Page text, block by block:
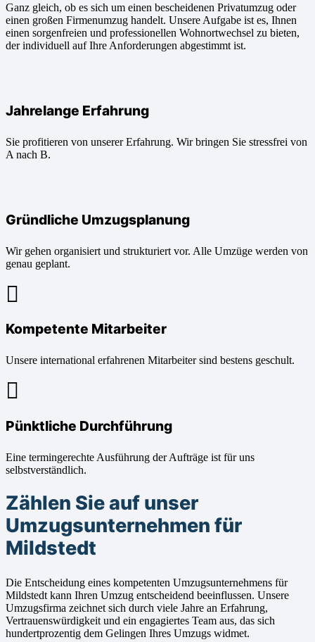
Ganz gleich, ob es sich um einen bescheidenen Privatumzug oder
einen großen Firmenumzug handelt. Unsere Aufgabe ist es, Ihnen
einen sorgenfreien und professionellen Wohnortwechsel zu bieten,
der individuell auf Ihre Anforderungen abgestimmt ist.
Jahrelange Erfahrung
Sie profitieren von unserer Erfahrung. Wir bringen Sie stressfrei von
A nach B.
Gründliche Umzugsplanung
Wir gehen organisiert und strukturiert vor. Alle Umzüge werden von
genau geplant.
Kompetente Mitarbeiter
Unsere international erfahrenen Mitarbeiter sind bestens geschult.
Pünktliche Durchführung
Eine termingerechte Ausführung der Aufträge ist für uns
selbstverständlich.
Zählen Sie auf unser
Umzugsunternehmen für
Mildstedt
Die Entscheidung eines kompetenten Umzugsunternehmens für
Mildstedt kann Ihren Umzug entscheidend beeinflussen. Unsere
Umzugsfirma zeichnet sich durch viele Jahre an Erfahrung,
Vertrauenswürdigkeit und ein engagiertes Team aus, das sich
hundertprozentig dem Gelingen Ihres Umzugs widmet.